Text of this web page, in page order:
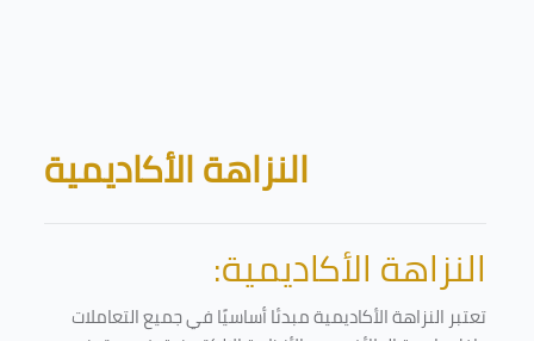
Blocks
النزاهة الأكاديمية
النزاهة الأكاديمية:
تعتبر النزاهة الأكاديمية مبدئا أساسيًا في جميع التعاملات